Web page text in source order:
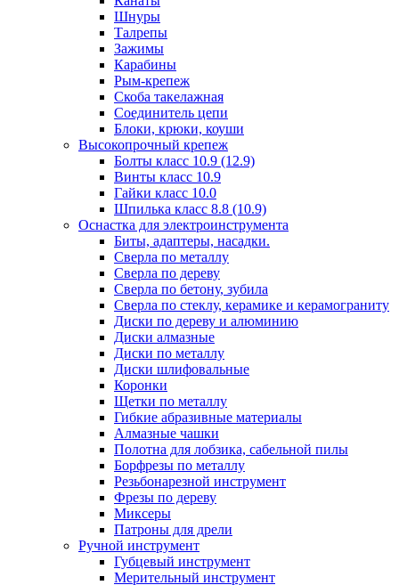
Шнуры
Талрепы
Зажимы
Карабины
Рым-крепеж
Скоба такелажная
Соединитель цепи
Блоки, крюки, коуши
Высокопрочный крепеж
Болты класс 10.9 (12.9)
Винты класс 10.9
Гайки класс 10.0
Шпилька класс 8.8 (10.9)
Оснастка для электроинструмента
Биты, адаптеры, насадки.
Сверла по металлу
Сверла по дереву
Сверла по бетону, зубила
Сверла по стеклу, керамике и керамограниту
Диски по дереву и алюминию
Диски алмазные
Диски по металлу
Диски шлифовальные
Коронки
Щетки по металлу
Гибкие абразивные материалы
Алмазные чашки
Полотна для лобзика, сабельной пилы
Борфрезы по металлу
Резьбонарезной инструмент
Фрезы по дереву
Миксеры
Патроны для дрели
Ручной инструмент
Губцевый инструмент
Мерительный инструмент